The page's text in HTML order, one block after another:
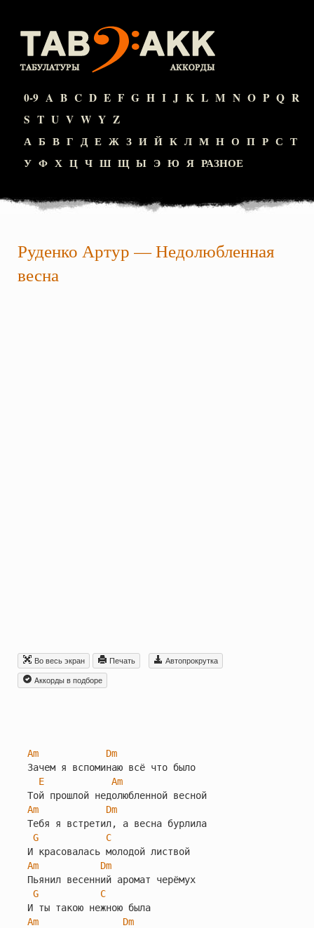
0-9 A B C D E F G H I J K L M N O P Q R
S T U V W Y Z
А Б В Г Д Е Ж З И Й К Л М Н О П Р С Т
У Ф Х Ц Ч Ш Щ Ы Э Ю Я РАЗНОЕ
Руденко Артур —Недолюбленная
весна
Во весь экран Печать
Автопрокрутка
Aккорды в подборе
Am
Dm
Зачем я вспоминаю всё что было
E
Am
Am
Dm
Тебя я встретил, а весна бурлила
G
C
Am
Dm
Пьянил весенний аромат черёмух
G
C
Am
Dm